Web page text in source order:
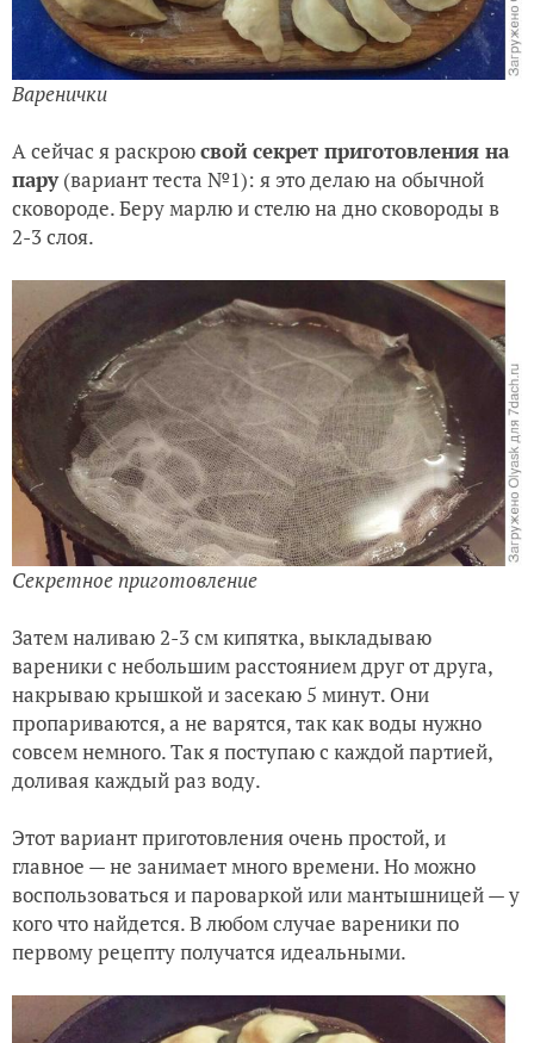
Варенички
А сейчас я раскроюсвой секрет приготовления на
пару(вариант теста №1): я это делаю на обычной
сковороде. Беру марлю и стелю на дно сковороды в
2-3 слоя.
Секретное приготовление
Затем наливаю 2-3 см кипятка, выкладываю
вареники с небольшим расстоянием друг от друга,
накрываю крышкой и засекаю 5 минут. Они
пропариваются, а не варятся, так как воды нужно
совсем немного. Так я поступаю с каждой партией,
доливая каждый раз воду.
Этот вариант приготовления очень простой, и
главное — не занимает много времени. Но можно
воспользоваться и пароваркой или мантышницей — у
кого что найдется. В любом случае вареники по
первому рецепту получатся идеальными.